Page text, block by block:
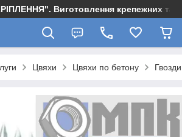
Виготовлення крепежних та
Цвяхи Цвяхи по бетону